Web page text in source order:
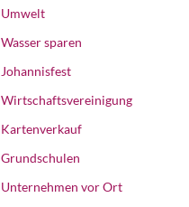
Umwelt
Wasser sparen
Johannisfest
Wirtschaftsvereinigung
Kartenverkauf
Grundschulen
Unternehmen vor Ort